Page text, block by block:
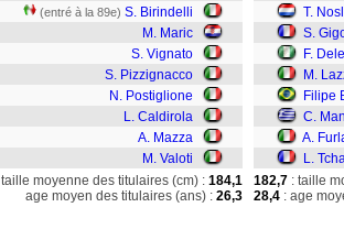
(entré à la 89e) S. Birindelli
M. Maric
S. Vignato
S. Pizzignacco
N. Postiglione
L. Caldirola
A. Mazza
M. Valoti
T.
S.
F.
M.
Filipe
C.
A.
L.
taille moyenne des titulaires (cm) : 184,1
age moyen des titulaires (ans) : 26,3
182,7 : taille
28,4 : age